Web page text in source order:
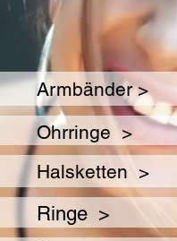
Armbänder >
Ohrringe >
Halsketten >
Ringe >